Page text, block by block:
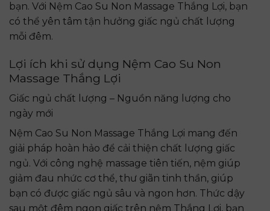
bạn. Với Nệm Cao Su Non Massage Thắng Lợi, bạn
có thể yên tâm tận hưởng giấc ngủ chất lượng
mỗi đêm.
Lợi ích khi sử dụng Nệm Cao Su Non
Massage Thắng Lợi
Giấc ngủ chất lượng – Nguồn năng lượng cho
ngày mới
Nệm Cao Su Non Massage Thắng Lợi mang đến
giải pháp hoàn hảo để cải thiện chất lượng giấc
ngủ. Với công nghệ massage tiên tiến, nệm giúp
giảm đau nhức cơ thể, thư giãn tinh thần, giúp
bạn có được giấc ngủ sâu và ngon hơn. Thức dậy
sau một đêm ngon giấc trên nệm Thắng Lợi, bạn